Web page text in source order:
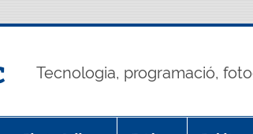
Tecnologia, programació,